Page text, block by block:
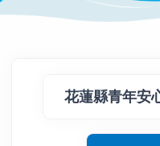
花蓮縣青年安